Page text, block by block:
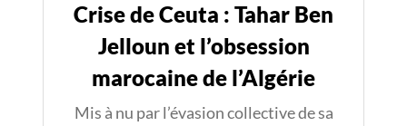
Crise de Ceuta : Tahar Ben
Jelloun et l’obsession
marocaine de l’Algérie
Mis à nu par l’évasion collective de sa